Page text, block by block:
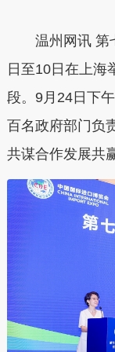
温州网讯 第七
日至10日在上海
段。9月24日下
百名政府部门负
共谋合作发展共